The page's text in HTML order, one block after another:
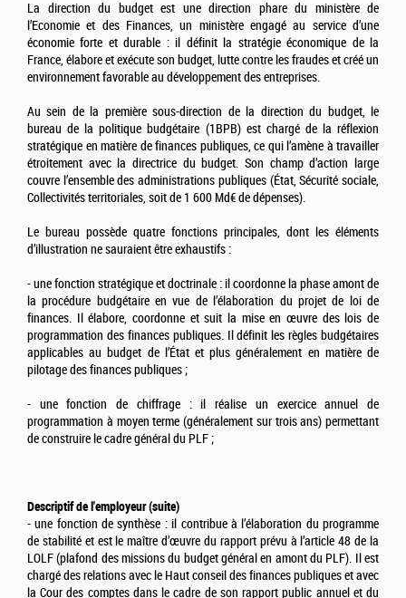
La direction du budget est une direction phare du ministère de
l’Economie et des Finances, un ministère engagé au service d’une
économie forte et durable : il définit la stratégie économique de la
France, élabore et exécute son budget, lutte contre les fraudes et créé un
environnement favorable au développement des entreprises.
Au sein de la première sous-direction de la direction du budget, le
bureau de la politique budgétaire (1BPB) est chargé de la réflexion
stratégique en matière de finances publiques, ce qui l’amène à travailler
étroitement avec la directrice du budget. Son champ d’action large
couvre l’ensemble des administrations publiques (État, Sécurité sociale,
Collectivités territoriales, soit de 1 600 Md€ de dépenses).
Le bureau possède quatre fonctions principales, dont les éléments
d’illustration ne sauraient être exhaustifs :
- une fonction stratégique et doctrinale : il coordonne la phase amont de
la procédure budgétaire en vue de l’élaboration du projet de loi de
finances. Il élabore, coordonne et suit la mise en œuvre des lois de
programmation des finances publiques. Il définit les règles budgétaires
applicables au budget de l’État et plus généralement en matière de
pilotage des finances publiques ;
- une fonction de chiffrage : il réalise un exercice annuel de
programmation à moyen terme (généralement sur trois ans) permettant
de construire le cadre général du PLF ;
Descriptif de l'employeur (suite)
- une fonction de synthèse : il contribue à l’élaboration du programme
de stabilité et est le maître d’œuvre du rapport prévu à l’article 48 de la
LOLF (plafond des missions du budget général en amont du PLF). Il est
chargé des relations avec le Haut conseil des finances publiques et avec
la Cour des comptes dans le cadre de son rapport public annuel et du